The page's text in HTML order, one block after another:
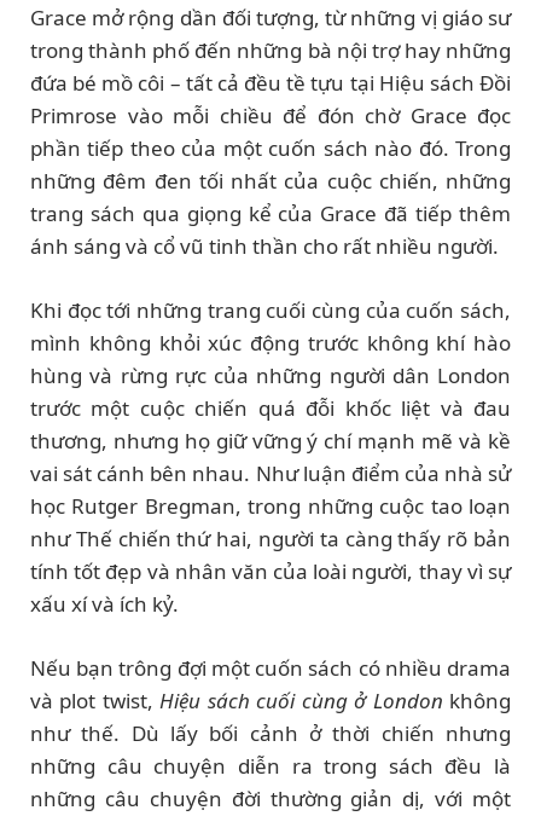
Grace mở rộng dần đối tượng, từ những vị giáo sư
trong thành phố đến những bà nội trợ hay những
đứa bé mồ côi – tất cả đều tề tựu tại Hiệu sách Đồi
Primrose vào mỗi chiều để đón chờ Grace đọc
phần tiếp theo của một cuốn sách nào đó. Trong
những đêm đen tối nhất của cuộc chiến, những
trang sách qua giọng kể của Grace đã tiếp thêm
ánh sáng và cổ vũ tinh thần cho rất nhiều người.
Khi đọc tới những trang cuối cùng của cuốn sách,
mình không khỏi xúc động trước không khí hào
hùng và rừng rực của những người dân London
trước một cuộc chiến quá đỗi khốc liệt và đau
thương, nhưng họ giữ vững ý chí mạnh mẽ và kề
vai sát cánh bên nhau. Như luận điểm của nhà sử
học Rutger Bregman, trong những cuộc tao loạn
như Thế chiến thứ hai, người ta càng thấy rõ bản
tính tốt đẹp và nhân văn của loài người, thay vì sự
xấu xí và ích kỷ.
Nếu bạn trông đợi một cuốn sách có nhiều drama
và plot twist,Hiệu sách cuối cùng ở London không
như thế. Dù lấy bối cảnh ở thời chiến nhưng
những câu chuyện diễn ra trong sách đều là
những câu chuyện đời thường giản dị, với một